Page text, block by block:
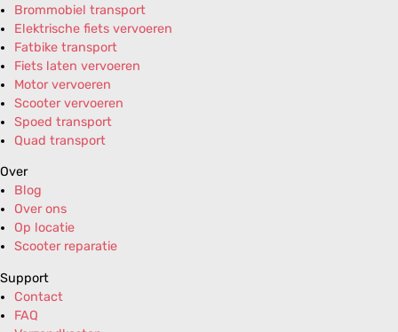
Brommobiel transport
Elektrische fiets vervoeren
Fatbike transport
Fiets laten vervoeren
Motor vervoeren
Scooter vervoeren
Spoed transport
Quad transport
Over
Blog
Over ons
Op locatie
Scooter reparatie
Support
Contact
FAQ